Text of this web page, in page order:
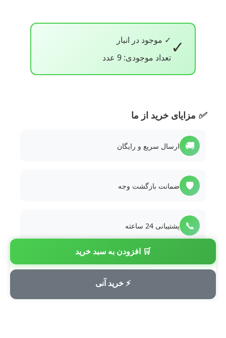
✓ ✓ موجود در انبار
تعداد موجودی: 9 عدد
🛒 افزودن به سبد خرید
⚡ خرید آنی
✅ مزایای خرید از ما
🚚 ارسال سریع و رایگان
🛡️ ضمانت بازگشت وجه
📞 پشتیبانی 24 ساعته
💳 پرداخت امن